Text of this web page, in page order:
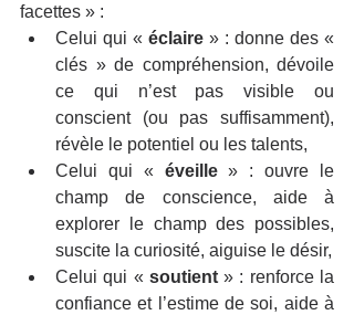
facettes » :
Celui qui « éclaire » : donne des «
clés » de compréhension, dévoile
ce qui n’est pas visible ou
conscient (ou pas suffisamment),
révèle le potentiel ou les talents,
Celui qui « éveille » : ouvre le
champ de conscience, aide à
explorer le champ des possibles,
suscite la curiosité, aiguise le désir,
Celui qui « soutient » : renforce la
confiance et l’estime de soi, aide à